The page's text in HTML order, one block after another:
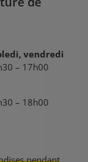
vendredi
– 17h00
– 18h00